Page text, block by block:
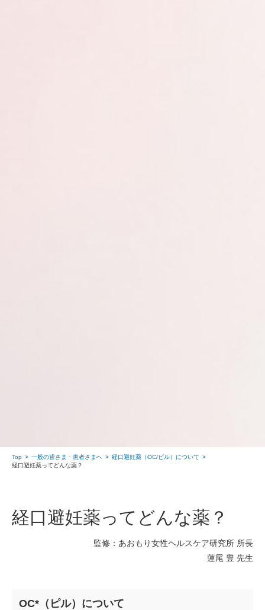
Top 一般の皆さま・患者さまへ
経口避妊薬（OC/ピル）について
経口避妊薬ってどんな薬？
経口避妊薬ってどんな薬？
監修：あおもり女性ヘルスケア研究所 所長
蓮尾 豊 先生
OC*（ピル）について